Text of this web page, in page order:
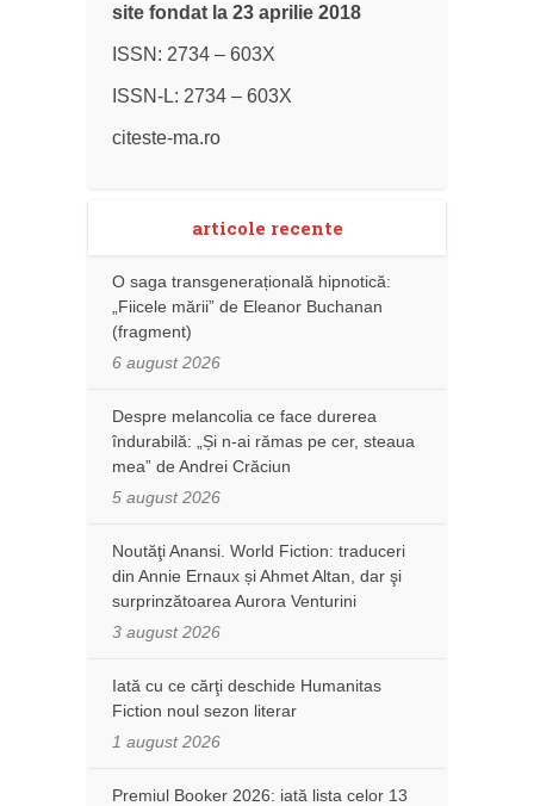
site fondat la 23 aprilie 2018
ISSN: 2734 – 603X
ISSN-L: 2734 – 603X
citeste-ma.ro
articole recente
O saga transgenerațională hipnotică:
„Fiicele mării” de Eleanor Buchanan
(fragment)
6 august 2026
Despre melancolia ce face durerea
îndurabilă: „Și n-ai rămas pe cer, steaua
mea” de Andrei Crăciun
5 august 2026
Noutăţi Anansi. World Fiction: traduceri
din Annie Ernaux și Ahmet Altan, dar şi
surprinzătoarea Aurora Venturini
3 august 2026
Iată cu ce cărţi deschide Humanitas
Fiction noul sezon literar
1 august 2026
Premiul Booker 2026: iată lista celor 13